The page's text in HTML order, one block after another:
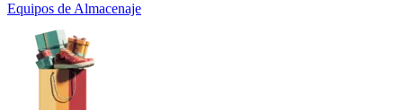
Equipos de Almacenaje